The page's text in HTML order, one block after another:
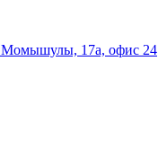
Момышулы, 17а, офис 24